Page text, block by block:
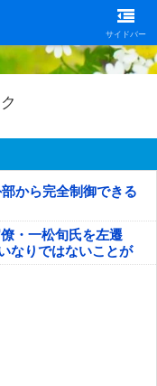
サイドバー
から完全制御できる
・一松旬氏を左遷
なりではないことが